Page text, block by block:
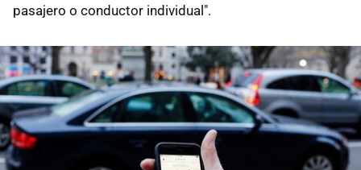
pasajero o conductor individual".